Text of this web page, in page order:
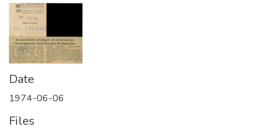
Date
1974-06-06
Files